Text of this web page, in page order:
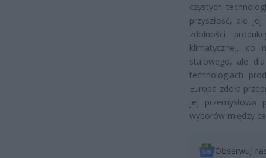
czystych
przyszłość, ale
zdolności
klimatycznej, co
stalowego, ale
technologiach
Europa zdoła
jej przemysłową
wyborów między
Obserwuj